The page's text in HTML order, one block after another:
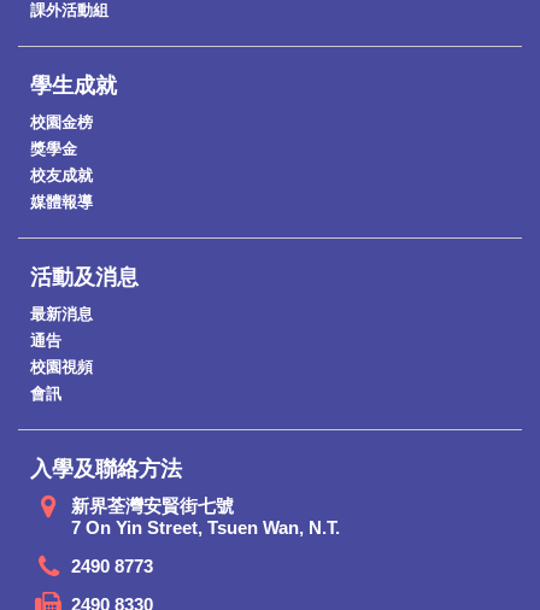
課外活動組
學生成就
校園金榜
獎學金
校友成就
媒體報導
活動及消息
最新消息
通告
校園視頻
會訊
入學及聯絡方法
新界荃灣安賢街七號
7 On Yin Street, Tsuen Wan, N.T.
2490 8773
2490 8330